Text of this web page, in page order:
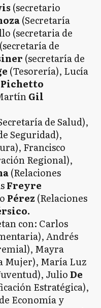
(secretario
(Secretaría
(secretaria de
(secretaría de
(secretaría de
(Tesorería), Lucía
Pichetto
Gil
de Salud),
Seguridad),
Francisco
Regional),
(Relaciones
Freyre
Pérez (Relaciones
con: Carlos
Andrés
Mayra
Mujer), María Luz
JulioDe
Estratégica),
Economía y